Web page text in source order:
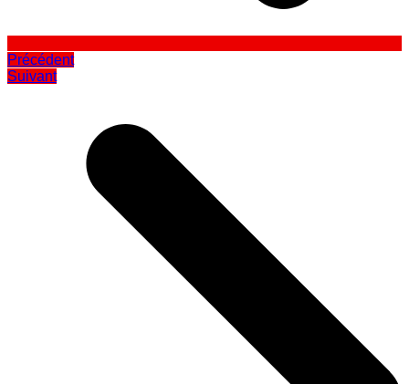
Précédent
Suivant